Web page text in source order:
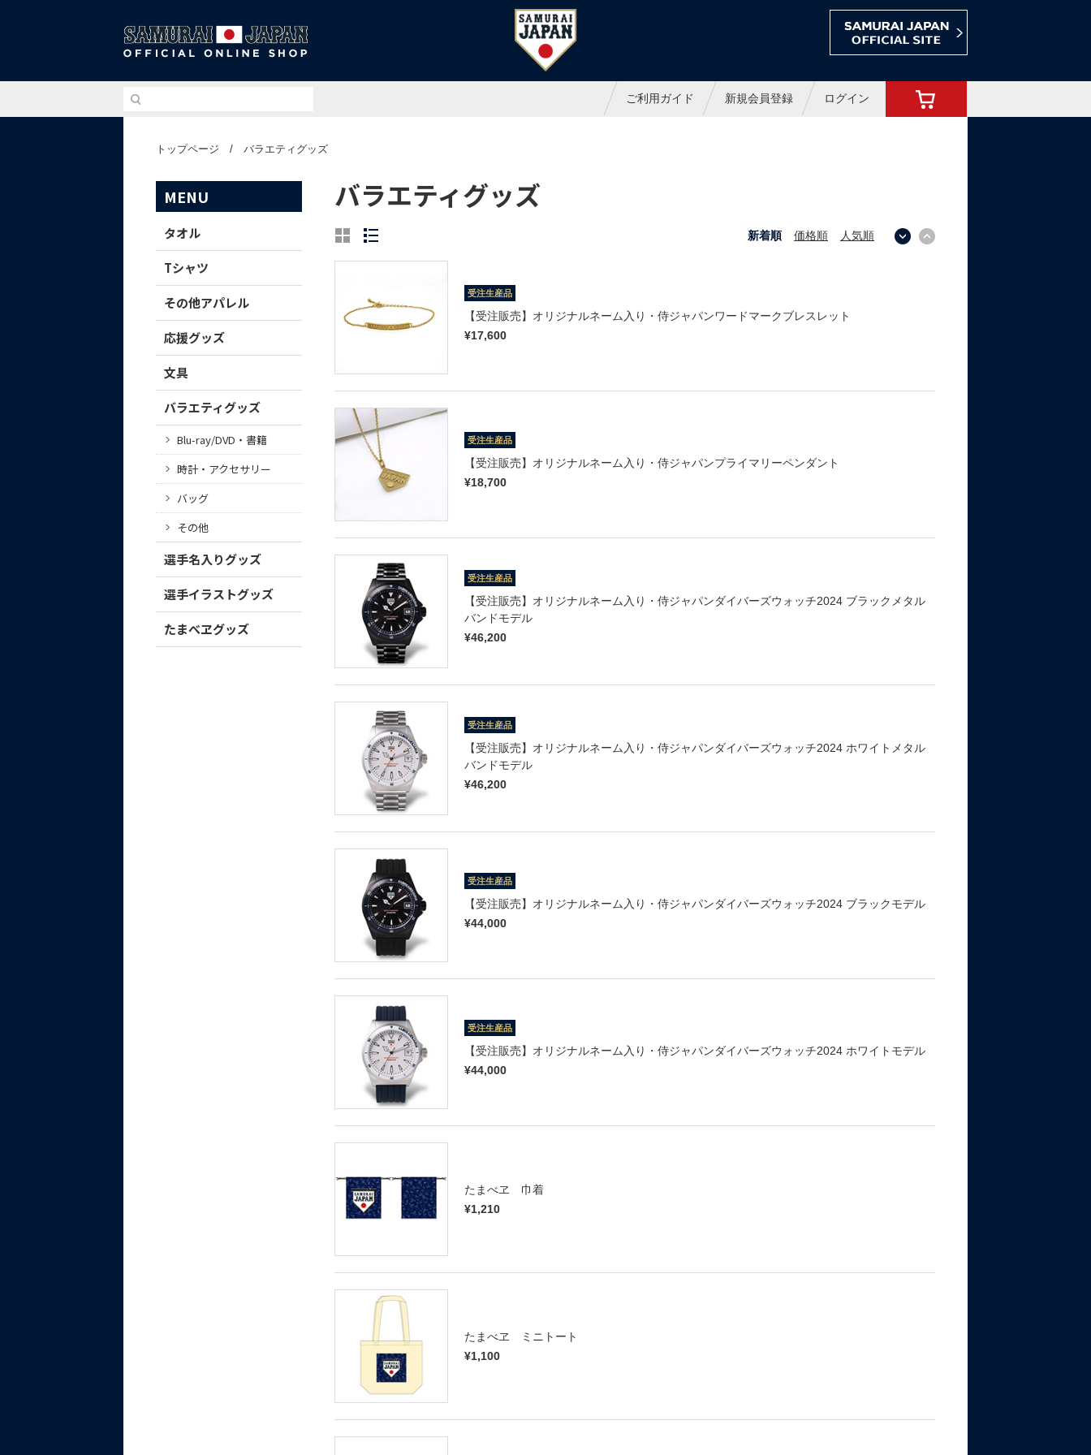
侍ジャパンオフィシャルオンラインショップ
ご利用ガイド 新規会員登録 ログイン
トップページ / バラエティグッズ
MENU
タオル
Tシャツ
その他アパレル
応援グッズ
文具
バラエティグッズ
Blu-ray/DVD・書籍
時計・アクセサリー
バッグ
その他
選手名入りグッズ
選手イラストグッズ
たまべヱグッズ
バラエティグッズ
新着順 価格順 人気順
受注生産品
【受注販売】オリジナルネーム入り・侍ジャパンワードマークブレスレット
¥17,600
受注生産品
【受注販売】オリジナルネーム入り・侍ジャパンプライマリーペンダント
¥18,700
受注生産品
【受注販売】オリジナルネーム入り・侍ジャパンダイバーズウォッチ2024 ブラックメタル
バンドモデル
¥46,200
受注生産品
【受注販売】オリジナルネーム入り・侍ジャパンダイバーズウォッチ2024 ホワイトメタル
バンドモデル
¥46,200
受注生産品
【受注販売】オリジナルネーム入り・侍ジャパンダイバーズウォッチ2024 ブラックモデル
¥44,000
受注生産品
【受注販売】オリジナルネーム入り・侍ジャパンダイバーズウォッチ2024 ホワイトモデル
¥44,000
たまべヱ 巾着
¥1,210
たまべヱ ミニトート
¥1,100